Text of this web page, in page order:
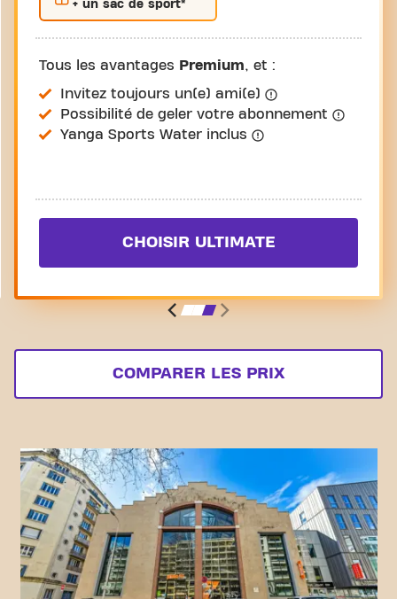
+ un sac de sport*
Tous les avantages Premium, et :
Invitez toujours un(e) ami(e)
Possibilité de geler votre abonnement
Yanga Sports Water inclus
CHOISIR ULTIMATE
COMPARER LES PRIX